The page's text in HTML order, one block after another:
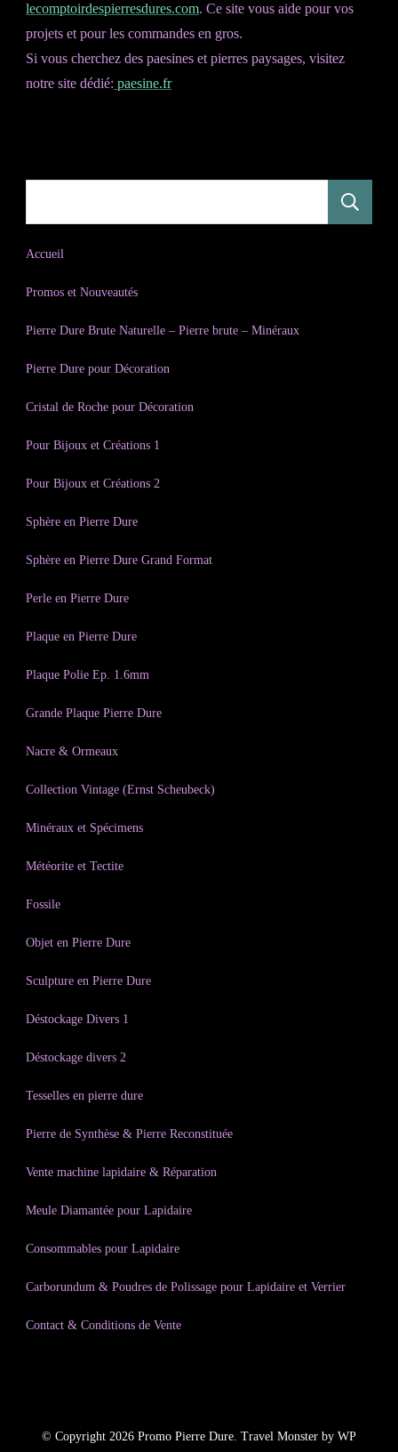
lecomptoirdespierresdures.com. Ce site vous aide pour vos
projets et pour les commandes en gros.
Si vous cherchez des paesines et pierres paysages, visitez
notre site dédié: paesine.fr
Accueil
Promos et Nouveautés
Pierre Dure Brute Naturelle – Pierre brute – Minéraux
Pierre Dure pour Décoration
Cristal de Roche pour Décoration
Pour Bijoux et Créations 1
Pour Bijoux et Créations 2
Sphère en Pierre Dure
Sphère en Pierre Dure Grand Format
Perle en Pierre Dure
Plaque en Pierre Dure
Plaque Polie Ep. 1.6mm
Grande Plaque Pierre Dure
Nacre & Ormeaux
Collection Vintage (Ernst Scheubeck)
Minéraux et Spécimens
Météorite et Tectite
Fossile
Objet en Pierre Dure
Sculpture en Pierre Dure
Déstockage Divers 1
Déstockage divers 2
Tesselles en pierre dure
Pierre de Synthèse & Pierre Reconstituée
Vente machine lapidaire & Réparation
Meule Diamantée pour Lapidaire
Consommables pour Lapidaire
Carborundum & Poudres de Polissage pour Lapidaire et Verrier
Contact & Conditions de Vente
© Copyright 2026 Promo Pierre Dure. Travel Monster by WP